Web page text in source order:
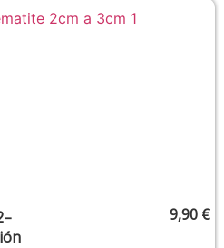
9,90 €